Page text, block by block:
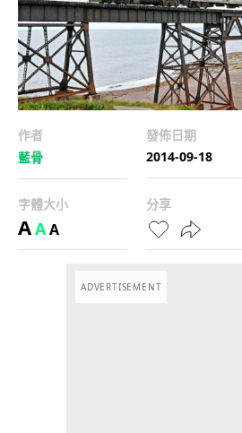
作者
藍骨
發佈日期
2014-09-18
字體大小
AAA
分享
ADVERTISEMENT